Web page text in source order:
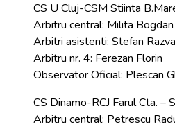
CS U Cluj-CSM Stiinta
Arbitru central: Milita Bogdan
Arbitri asistenti: Stefan
Arbitru nr. 4: Ferezan Florin
Observator Oficial: Plescan
CS Dinamo-RCJ Farul Cta.
Arbitru central: Petrescu